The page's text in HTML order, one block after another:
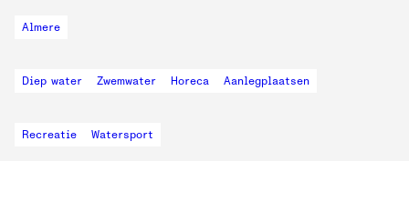
Almere
Diep water Zwemwater Horeca Aanlegplaatsen
Recreatie Watersport